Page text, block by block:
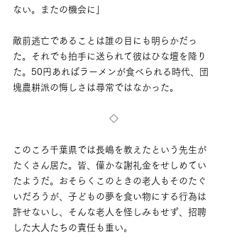
ない。またの機会に」
敵前逃亡であることは誰の目にも明らかだっ
た。それでも拍手に送られて彼はひな壇を降り
た。50円あればラーメンが食べられる時代、団
塊農耕派の悔しさは尋常ではなかった。
◇
このころ千葉県では長嶋を教えたという先生が
たくさん居た。皆、僅かな謝礼金をせしめてい
たようだ。おそらくこのときの老人もそのたぐ
いだろうが、子どもの夢を食い物にする行為は
許せないし、そんな老人を怪しみもせず、招聘
した大人たちの責任も重い。